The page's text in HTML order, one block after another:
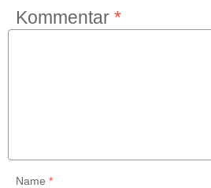
Kommentar *
Name *